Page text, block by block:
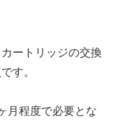
ートリッジの交換
す。
月程度で必要とな